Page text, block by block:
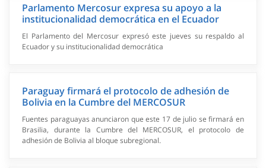
Parlamento Mercosur expresa su apoyo a la
institucionalidad democrática en el Ecuador
El Parlamento del Mercosur expresó este jueves su respaldo al
Ecuador y su institucionalidad democrática
Paraguay firmará el protocolo de adhesión de
Bolivia en la Cumbre del MERCOSUR
Fuentes paraguayas anunciaron que este 17 de julio se firmará en
Brasilia, durante la Cumbre del MERCOSUR, el protocolo de
adhesión de Bolivia al bloque subregional.